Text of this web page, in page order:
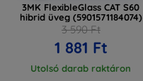
3MK FlexibleGlass CAT S60
hibrid üveg (5901571184074)
3 590 Ft
1 881 Ft
Utolsó darab raktáron